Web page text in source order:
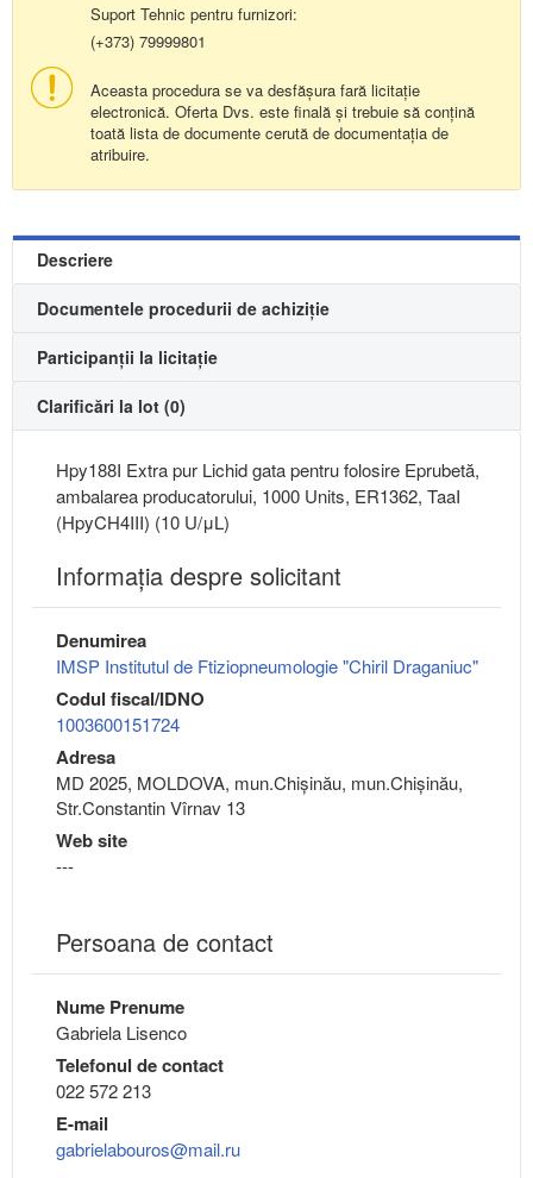
Suport Tehnic pentru furnizori:
(+373) 79999801
Aceasta procedura se va desfășura fară licitație
electronică. Oferta Dvs. este finală și trebuie să conțină
toată lista de documente cerută de documentația de
atribuire.
Descriere
Documentele procedurii de achiziție
Participanții la licitație
Clarificări la lot (0)
Hpy188I Extra pur Lichid gata pentru folosire Eprubetă,
ambalarea producatorului, 1000 Units, ER1362, TaaI
(HpyCH4III) (10 U/μL)
Informaţia despre solicitant
Denumirea
IMSP Institutul de Ftiziopneumologie "Chiril Draganiuc"
Codul fiscal/IDNO
1003600151724
Adresa
MD 2025, MOLDOVA, mun.Chişinău, mun.Chişinău,
Str.Constantin Vîrnav 13
Web site
---
Persoana de contact
Nume Prenume
Gabriela Lisenco
Telefonul de contact
022 572 213
E-mail
gabrielabouros@mail.ru